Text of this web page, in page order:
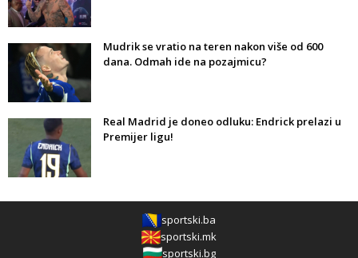
Mudrik se vratio na teren nakon više od 600
dana. Odmah ide na pozajmicu?
Real Madrid je doneo odluku: Endrick prelazi u
Premijer ligu!
sportski.ba
sportski.mk
sportski.bg